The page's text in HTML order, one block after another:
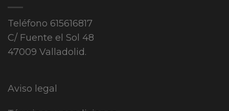
Teléfono 615616817
C/ Fuente el Sol 48
47009 Valladolid.
Aviso legal